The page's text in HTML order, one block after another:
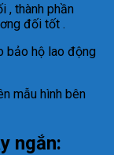
, thành phần
đối tốt .
mẫu hình bên
ngắn: